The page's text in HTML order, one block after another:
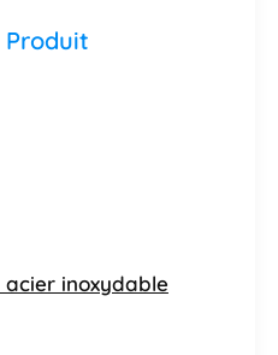
acier inoxydable